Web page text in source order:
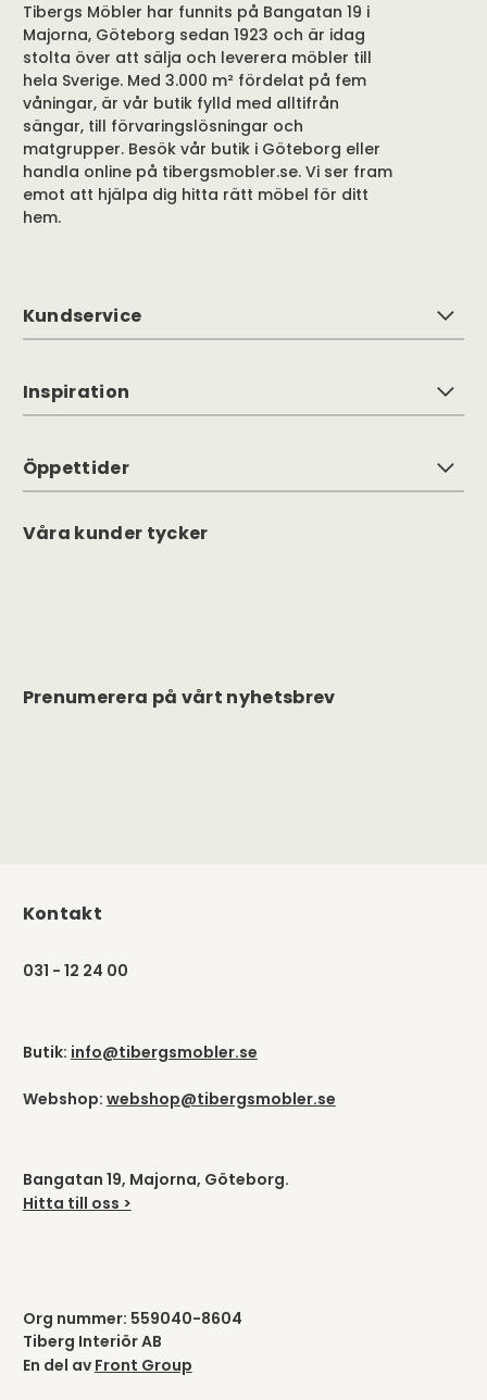
Tibergs Möbler har funnits på Bangatan 19 i
Majorna, Göteborg sedan 1923 och är idag
stolta över att sälja och leverera möbler till
hela Sverige. Med 3.000 m² fördelat på fem
våningar, är vår butik fylld med alltifrån
sängar, till förvaringslösningar och
matgrupper. Besök vår butik i Göteborg eller
handla online på tibergsmobler.se. Vi ser fram
emot att hjälpa dig hitta rätt möbel för ditt
hem.
Kundservice
Inspiration
Öppettider
Våra kunder tycker
Prenumerera på vårt nyhetsbrev
Kontakt
031 - 12 24 00
Butik: info@tibergsmobler.se
Webshop: webshop@tibergsmobler.se
Bangatan 19, Majorna, Göteborg.
Hitta till oss >
Org nummer: 559040-8604
Tiberg Interiör AB
En del av Front Group